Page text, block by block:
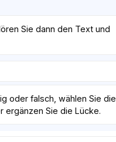
Sie dann den Text und
oder falsch, wählen Sie die
ergänzen Sie die Lücke.